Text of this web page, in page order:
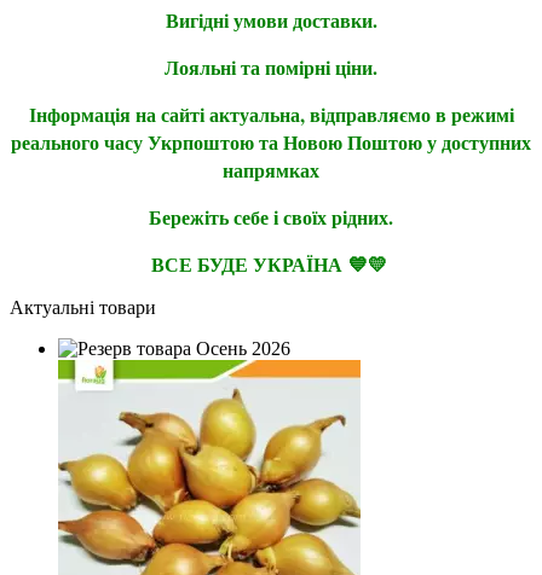
Вигідні умови доставки.
Лояльні та помірні ціни.
Інформація на сайті актуальна, відправляємо в режимі
реального часу Укрпоштою та Новою Поштою у доступних
напрямках
Бережіть себе і своїх рідних.
ВСЕ БУДЕ УКРАЇНА 💙💛
Актуальні товари